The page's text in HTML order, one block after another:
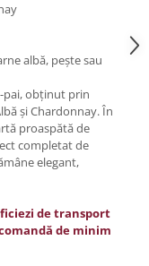
albă, pește sau
pai, obținut prin
și Chardonnay. În
proaspătă de
completat de
elegant,
de transport
de minim